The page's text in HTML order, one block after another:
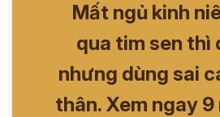
Mất ngủ kinh
qua tim sen thì
nhưng dùng sai
thân. Xem ngay 9